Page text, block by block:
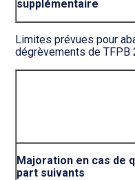
supplémentaire
Limites prévues pour
dégrèvements de TFPB
Majoration en cas de
part suivants